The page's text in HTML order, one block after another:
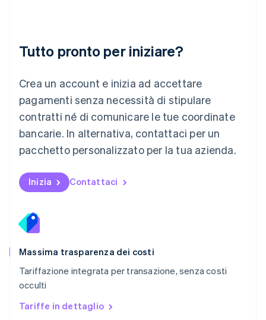
Tutto pronto per iniziare?
Crea un account e inizia ad accettare
pagamenti senza necessità di stipulare
contratti né di comunicare le tue coordinate
bancarie. In alternativa, contattaci per un
pacchetto personalizzato per la tua azienda.
Inizia Contattaci
Massima trasparenza dei costi
Tariffazione integrata per transazione, senza costi
occulti
Tariffe in dettaglio
Malta
English
EspañolEnglish
Norvegia
English
Nuova Zelanda
English
NederlandsEnglish
English
Portogallo
RAS di Hong Kong, Cina
English
English
English
Romania
English